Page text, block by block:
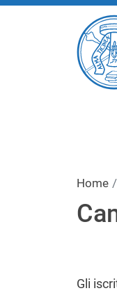
Home
Gli